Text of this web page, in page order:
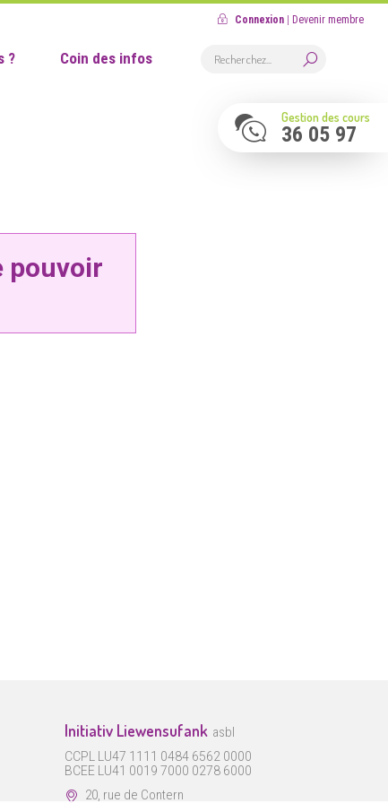
Connexion Devenir membre
? Coin des infos
Gestion des cours
36 05 97
pouvoir
Initiativ Liewensufank asbl
CCPL LU47 1111 0484 6562 0000
BCEE LU41 0019 7000 0278 6000
20, rue de Contern